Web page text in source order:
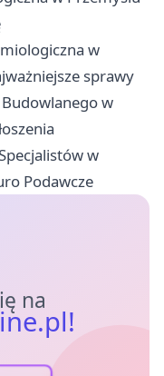
w
sprawy
w
w
Podawcze
na